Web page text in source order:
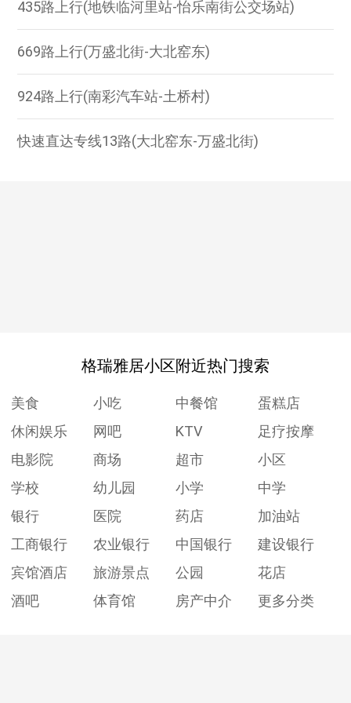
435路上行(地铁临河里站-怡乐南街公交场站)
669路上行(万盛北街-大北窑东)
924路上行(南彩汽车站-土桥村)
快速直达专线13路(大北窑东-万盛北街)
格瑞雅居小区附近热门搜索
美食 小吃 中餐馆
蛋糕店
休闲娱乐
网吧 KTV
足疗按摩
电影院
商场 超市
小区
学校
幼儿园 小学
中学
银行
医院 药店
加油站
工商银行
农业银行 中国银行
建设银行
宾馆酒店
旅游景点 公园
花店
酒吧
体育馆 房产中介 更多分类